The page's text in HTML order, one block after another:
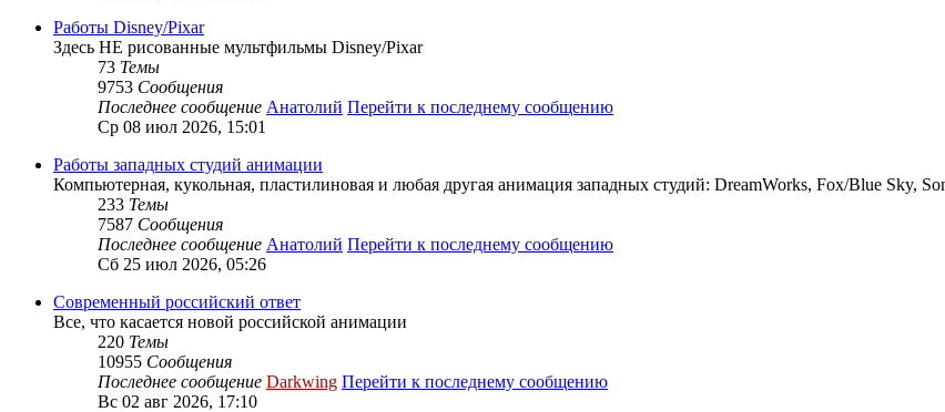
Работы Disney/Pixar
Здесь НЕ рисованные мультфильмы Disney/Pixar
73 Темы
9753 Сообщения
Последнее сообщение Анатолий Перейти к последнему сообщению
Ср 08 июл 2026, 15:01
Работы западных студий анимации
Компьютерная, кукольная, пластилиновая и любая другая анимация западных студий: DreamWorks, Fox/Blue Sky,
233 Темы
7587 Сообщения
Последнее сообщение Анатолий Перейти к последнему сообщению
Сб 25 июл 2026, 05:26
Современный российский ответ
Все, что касается новой российской анимации
220 Темы
10955 Сообщения
Последнее сообщение Darkwing Перейти к последнему сообщению
Вс 02 авг 2026, 17:10